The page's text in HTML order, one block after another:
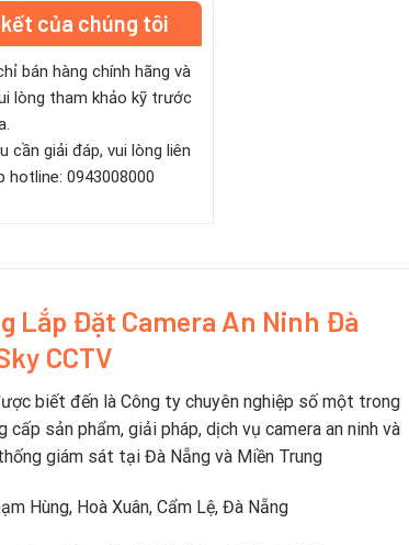
kết của chúng tôi
bán hàng chính hãng và
lòng tham khảo kỹ trước
cần giải đáp, vui lòng liên
hotline: 0943008000
Lắp Đặt Camera An Ninh Đà
CCTV
biết đến là Công ty chuyên nghiệp số một trong
cấp sản phẩm, giải pháp, dịch vụ camera an ninh và
giám sát tại Đà Nẵng và Miền Trung
Hùng, Hoà Xuân, Cẩm Lệ, Đà Nẵng